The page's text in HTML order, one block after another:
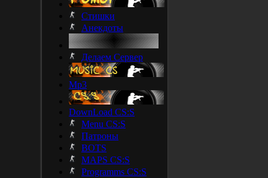
Стишки
Анекдоты
Делаем Сервер
Mp3
DownLoad CS:S
Menu CS:S
Патроны
BOTS
MAPS CS:S
Programms CS:S